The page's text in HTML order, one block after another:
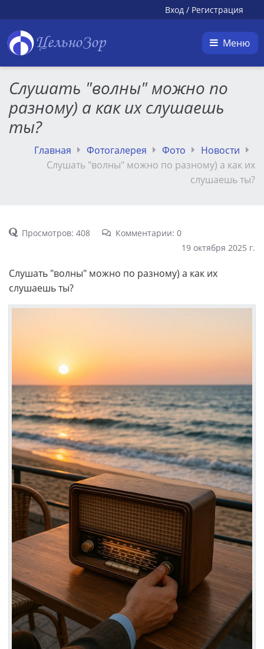
Вход / Регистрация
ЦельноЗор Меню
Слушать "волны" можно по
разному) а как их слушаешь
ты?
Главная Фотогалерея Фото
Новости
Слушать "волны" можно по разному) а как их
слушаешь ты?
Просмотров: 408
Комментарии: 0
19 октября 2025 г.
Слушать "волны" можно по разному) а как их
слушаешь ты?